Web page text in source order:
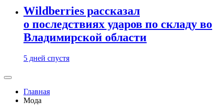
Wildberries рассказал
о последствиях ударов по складу во
Владимирской области
5 дней спустя
Главная
Мода